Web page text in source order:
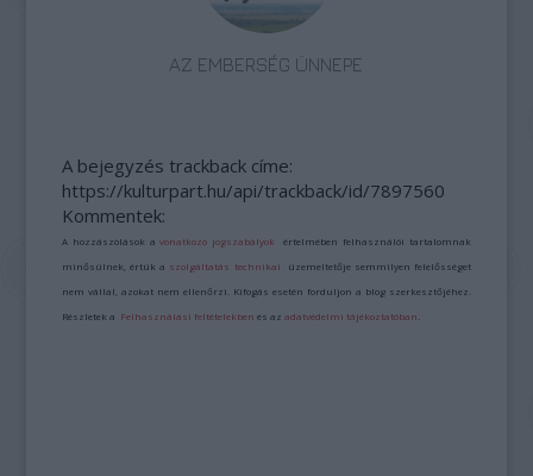
AZ EMBERSÉG ÜNNEPE
A bejegyzés trackback címe:
https://kulturpart.hu/api/trackback/id/7897560
Kommentek:
A hozzászólások avonatkozó jogszabályok értelmében felhasználói tartalomnak
minősülnek, értük a szolgáltatás technikai üzemeltetője semmilyen felelősséget
nem vállal, azokat nem ellenőrzi. Kifogás esetén forduljon a blog szerkesztőjéhez.
Részletek a Felhasználási feltételekben és azadatvédelmi tájékoztatóban